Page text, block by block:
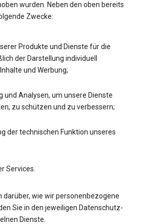
wurden. Neben den oben bereits
Zwecke:
Produkte und Dienste für die
der Darstellung individuell
und Werbung;
und Analysen, um unsere Dienste
zu schützen und zu verbessern;
der technischen Funktion unseres
Services.
wie wir personenbezogene
Sie in den jeweiligen Datenschutz-
Dienste.